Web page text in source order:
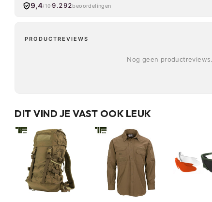
9,4/10 9.292beoordelingen
PRODUCTREVIEWS
Nog geen productreviews.
DIT VIND JE VAST OOK LEUK